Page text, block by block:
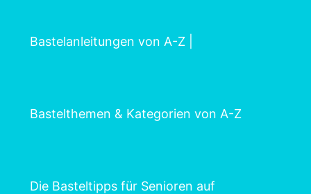
Bastelanleitungen von A-Z
Bastelthemen & Kategorien von A-Z
Die Basteltipps für Senioren auf